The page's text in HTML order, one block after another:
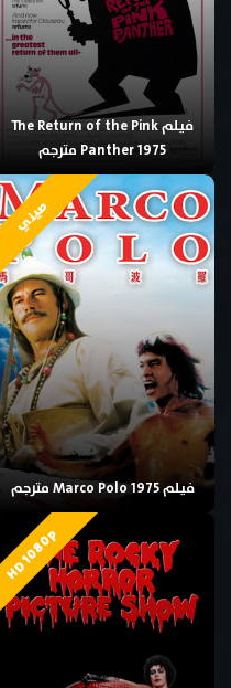
فيلم The Return of the Pink
Panther 1975 مترجم
صيني
فيلم Marco Polo 1975 مترجم
HD 1080p